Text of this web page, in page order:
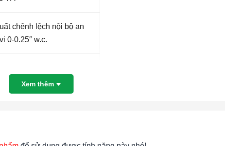
chênh lệch nội bộ an
0-0.25″ w.c.
vi 0-1″ w.c.
Xem thêm